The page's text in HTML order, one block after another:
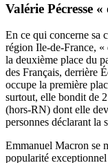
Valérie Pécresse
En ce qui concerne sa
région Ile-de-France, «
la deuxième place du
des Français, derrière
occupe la première
surtout, elle bondit de
(hors-RN) dont elle
personnes déclarant la
Emmanuel Macron se
popularité